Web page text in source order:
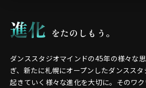
進化 をたのしもう。
ダンススタジオマインドの45年の様々な
ぎ、新たに札幌にオープンしたダンススタ
起きていく様々な進化を大切に。そのワ